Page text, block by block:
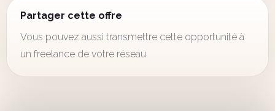
Partager cette offre
Vous pouvez aussi transmettre cette opportunité à
un freelance de votre réseau.